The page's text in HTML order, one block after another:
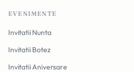
EVENIMENTE
Invitatii Nunta
Invitatii Botez
Invitatii Aniversare